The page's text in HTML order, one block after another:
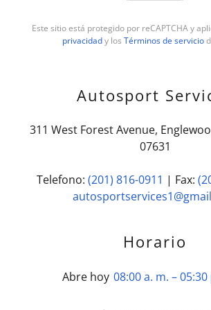
Este sitio está protegido por reCAPTCHA y
privacidady los Términos de servicio
Autosport
311 West Forest Avenue,
07631
Telefono: (201) 816-0911 | Fax:
Horario
Abre hoy 08:00 a. m. – 05:30